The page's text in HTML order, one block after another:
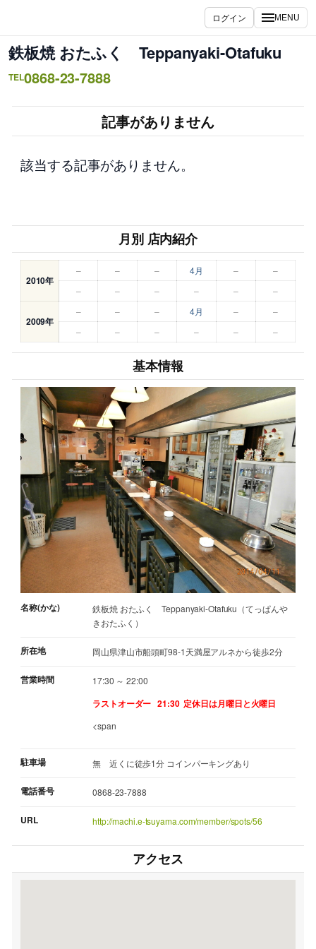
を
ス
キ
ログイン MENU
鉄板焼 おたふく Teppanyaki-Otafuku
TEL0868-23-7888
記事がありません
該当する記事がありません。
月別 店内紹介
2010年
– – – 4月 –
–
–
– – – – –
2009年
– – – 4月 –
–
–
– – – – –
基本情報
名称(かな)
鉄板焼 おたふく Teppanyaki-Otafuku（てっぱんや
きおたふく）
所在地 岡山県津山市船頭町98-1天満屋アルネから徒歩2分
営業時間 17:30 ～ 22:00
ラストオーダー 21:30 定休日は月曜日と火曜日
<span
駐車場 無 近くに徒歩1分 コインパーキングあり
電話番号 0868-23-7888
URL http://machi.e-tsuyama.com/member/spots/56
アクセス